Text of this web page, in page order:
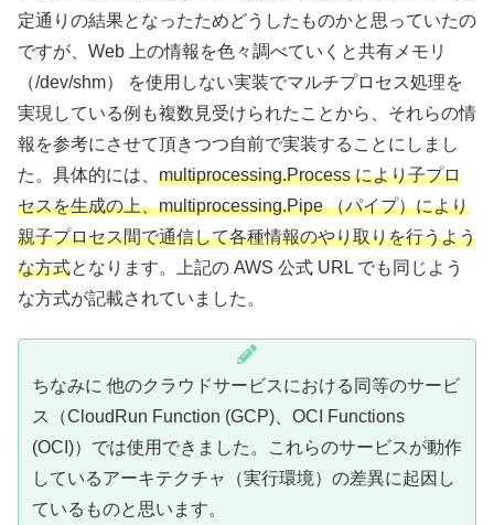
定通りの結果となったためどうしたものかと思っていたの
ですが、Web 上の情報を色々調べていくと共有メモリ
（/dev/shm） を使用しない実装でマルチプロセス処理を
実現している例も複数見受けられたことから、それらの情
報を参考にさせて頂きつつ自前で実装することにしまし
た。具体的には、 multiprocessing.Process により子プロ
セスを生成の上、multiprocessing.Pipe （パイプ）により
親子プロセス間で通信して各種情報のやり取りを行うよう
な方式となります。上記の AWS 公式 URL でも同じよう
な方式が記載されていました。
ちなみに 他のクラウドサービスにおける同等のサービ
ス（CloudRun Function (GCP)、OCI Functions
(OCI)）では使用できました。これらのサービスが動作
しているアーキテクチャ（実行環境）の差異に起因し
ているものと思います。